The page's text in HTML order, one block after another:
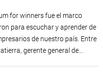
for winners fue el marco
para escuchar y aprender de
de nuestro país. Entre
gerente general de...